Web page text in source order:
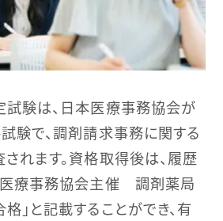
験は、日本医療事務協会が
験で、調剤請求事務に関する
れます。資格取得後は、履歴
医療事務協会主催 調剤薬局
と記載することができ、有